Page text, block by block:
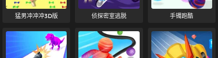
猛男冲冲冲3D版 侦探密室逃脱 手镯跑酷